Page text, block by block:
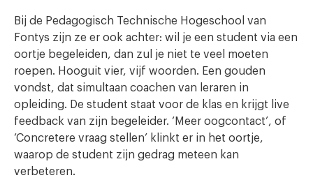
Bij de Pedagogisch Technische Hogeschool van
Fontys zijn ze er ook achter: wil je een student via een
oortje begeleiden, dan zul je niet te veel moeten
roepen. Hooguit vier, vijf woorden. Een gouden
vondst, dat simultaan coachen van leraren in
opleiding. De student staat voor de klas en krijgt live
feedback van zijn begeleider. ‘Meer oogcontact’, of
‘Concretere vraag stellen’ klinkt er in het oortje,
waarop de student zijn gedrag meteen kan
verbeteren.